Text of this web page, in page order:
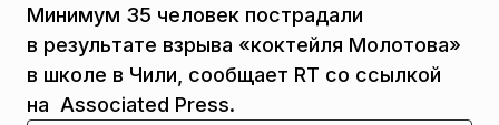
Минимум 35 человек пострадали
в результате взрыва «коктейля Молотова»
в школе в Чили, сообщает RT со ссылкой
на Associated Press.